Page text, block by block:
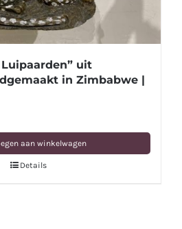
uit
in Zimbabwe |
aan winkelwagen
Details